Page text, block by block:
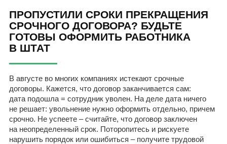
ПРОПУСТИЛИ СРОКИ ПРЕКРАЩЕНИЯ
СРОЧНОГО ДОГОВОРА? БУДЬТЕ
ГОТОВЫ ОФОРМИТЬ РАБОТНИКА
В ШТАТ
В августе во многих компаниях истекают срочные
договоры. Кажется, что договор заканчивается сам:
дата подошла = сотрудник уволен. На деле дата ничего
не решает: увольнение нужно оформить отдельно, причем
срочно. Не успеете – считайте, что договор заключен
на неопределенный срок. Поторопитесь и рискуете
нарушить порядок или ошибиться – получите трудовой